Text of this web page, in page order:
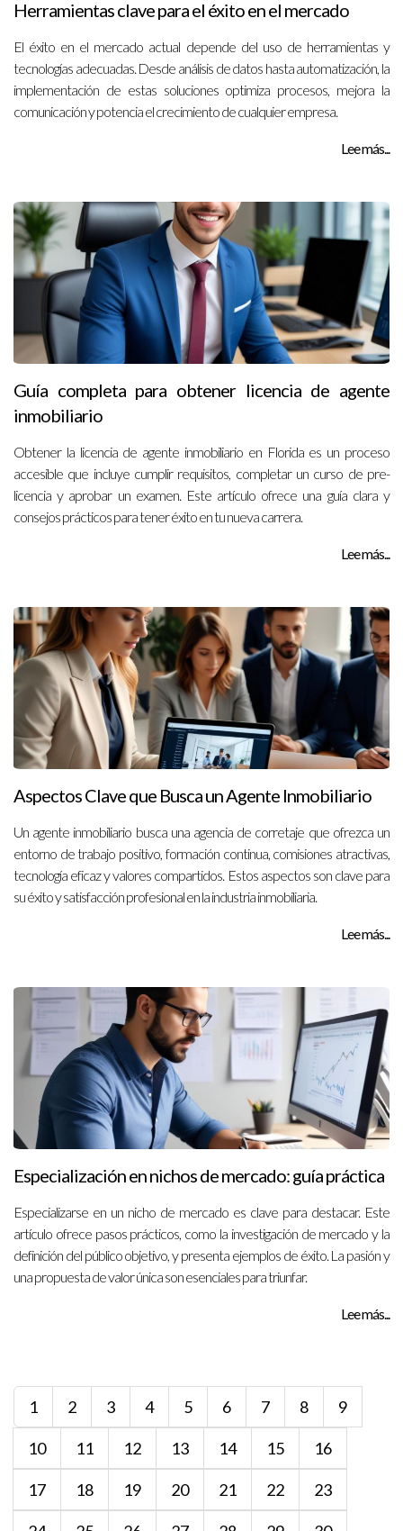
Herramientas clave para el éxito en el mercado
El éxito en el mercado actual depende del uso de herramientas y
tecnologías adecuadas. Desde análisis de datos hasta automatización, la
implementación de estas soluciones optimiza procesos, mejora la
comunicación y potencia el crecimiento de cualquier empresa.
Lee más...
Guía completa para obtener licencia de agente
inmobiliario
Obtener la licencia de agente inmobiliario en Florida es un proceso
accesible que incluye cumplir requisitos, completar un curso de pre-
licencia y aprobar un examen. Este artículo ofrece una guía clara y
consejos prácticos para tener éxito en tu nueva carrera.
Lee más...
Aspectos Clave que Busca un Agente Inmobiliario
Un agente inmobiliario busca una agencia de corretaje que ofrezca un
entorno de trabajo positivo, formación continua, comisiones atractivas,
tecnología eficaz y valores compartidos. Estos aspectos son clave para
su éxito y satisfacción profesional en la industria inmobiliaria.
Lee más...
Especialización en nichos de mercado: guía práctica
Especializarse en un nicho de mercado es clave para destacar. Este
artículo ofrece pasos prácticos, como la investigación de mercado y la
definición del público objetivo, y presenta ejemplos de éxito. La pasión y
una propuesta de valor única son esenciales para triunfar.
Lee más...
1 2 3 4 5 6 7 8 9
10 11 12 13 14 15 16
17 18 19 20 21 22 23